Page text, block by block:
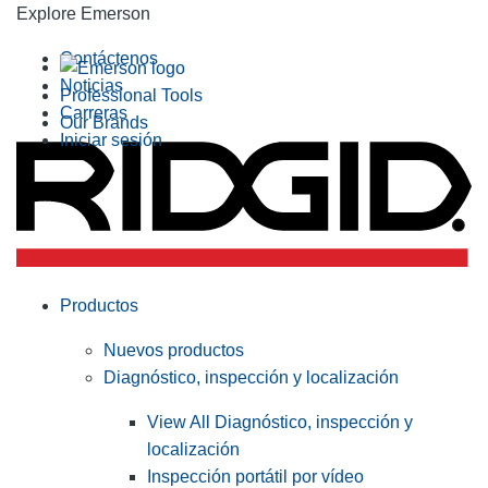
Explore Emerson
Professional Tools
Our Brands
Contáctenos
Noticias
Carreras
Iniciar sesión
Productos
Nuevos productos
Diagnóstico, inspección y localización
View All Diagnóstico, inspección y
localización
Inspección portátil por vídeo